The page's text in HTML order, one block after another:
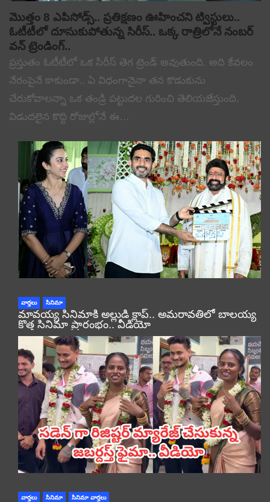
మొత్తం 8 ఎపిసోడ్స్.. ప్రతిక్షణం ఊహించని ట్విస్టులు..
ఓటీటీలో దూసుకుపోతున్న సిరీస్.. ఒక్క రాత్రిలోనే నంబర్
వన్ ట్రెండింగ్..
ప్రస్తుతం ఓటీటీలో ఒక సిరీస్ తెగ ట్రెండ్ అవుతుంది. అది కేవలం
నేరంపైనే కాకుండా.. ఏ విధంగానైనా తన కొడుకును
చేరుకోవాలన్నా ఒక తండ్రి పట్టుదల గురించి తెలియజేస్తుంది.
విడుదలైన కొద్ది రోజుల్లోనే ఈ…
వార్తలు సినిమా
మావయ్య సినిమాకి అల్లుడి క్లాప్.. అమరావతిలో బాలయ్య
కొత్త సినిమా ప్రారంభం.. వీడియో
వార్తలు సినిమా సినిమా వార్తలు